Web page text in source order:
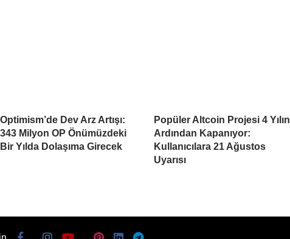
Optimism’de Dev Arz Artışı:
343 Milyon OP Önümüzdeki
Bir Yılda Dolaşıma Girecek
Popüler Altcoin Projesi 4 Yılın
Ardından Kapanıyor:
Kullanıcılara 21 Ağustos
Uyarısı